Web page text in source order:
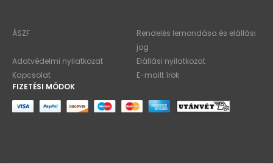
ÁSZF
Rendelés lemondása és elállási
jog
Adatvédelmi nyilatkozat
Elállási nyilatkozat
Kapcsolat
E-mailt írok
FIZETÉSI MÓDOK